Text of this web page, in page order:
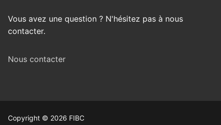
Vous avez une question ? N'hésitez pas à nous
contacter.
Nous contacter
Copyright © 2026 FIBC